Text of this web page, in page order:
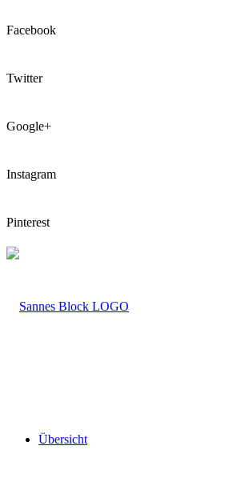
Facebook
Twitter
Google+
Instagram
Pinterest
LOGO
Übersicht